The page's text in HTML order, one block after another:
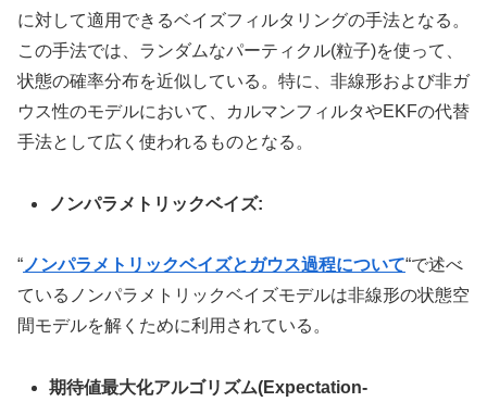
に対して適用できるベイズフィルタリングの手法となる。
この手法では、ランダムなパーティクル(粒子)を使って、
状態の確率分布を近似している。特に、非線形および非ガ
ウス性のモデルにおいて、カルマンフィルタやEKFの代替
手法として広く使われるものとなる。
ノンパラメトリックベイズ:
“ ノンパラメトリックベイズとガウス過程について“で述べ
ているノンパラメトリックベイズモデルは非線形の状態空
間モデルを解くために利用されている。
期待値最大化アルゴリズム(Expectation-